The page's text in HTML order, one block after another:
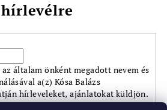
általam önként megadott nevem és
a(z) Kósa Balázs
hírleveleket, ajánlatokat küldjön.
tájékoztatótelolvastam.